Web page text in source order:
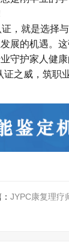
，就是选择
展的机遇。
守护家人健
之威，筑职
JYPC康复理疗